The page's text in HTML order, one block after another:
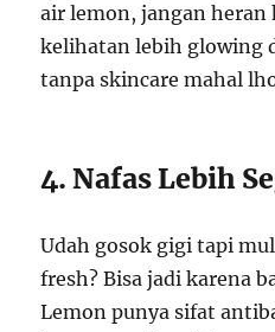
air lemon, jangan
kelihatan lebih glowing
tanpa skincare mahal
4. Nafas Lebih
Udah gosok gigi tapi
fresh? Bisa jadi karena
Lemon punya sifat